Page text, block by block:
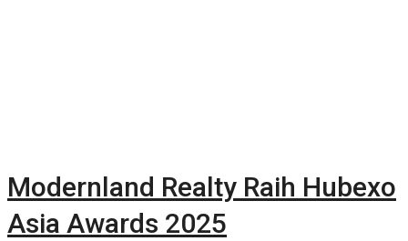
Modernland Realty Raih Hubexo
Asia Awards 2025